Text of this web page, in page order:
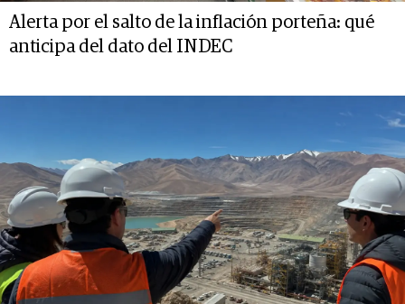
Alerta por el salto de la inflación porteña: qué
anticipa del dato del INDEC